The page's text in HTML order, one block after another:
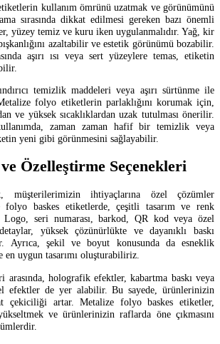
kullanım ömrünü uzatmak ve görünümünü
sırasında dikkat edilmesi gereken bazı önemli
yüzey temiz ve kuru iken uygulanmalıdır. Yağ, kir
azaltabilir ve estetik görünümü bozabilir.
aşırı ısı veya sert yüzeylere temas, etiketin
temizlik maddeleri veya aşırı sürtünme ile
folyo etiketlerin parlaklığını korumak için,
ve yüksek sıcaklıklardan uzak tutulması önerilir.
zaman zaman hafif bir temizlik veya
yeni gibi görünmesini sağlayabilir.
Özelleştirme Seçenekleri
müşterilerimizin ihtiyaçlarına özel çözümler
folyo baskes etiketlerde, çeşitli tasarım ve renk
Logo, seri numarası, barkod, QR kod veya özel
yüksek çözünürlükte ve dayanıklı baskı
Ayrıca, şekil ve boyut konusunda da esneklik
en uygun tasarımı oluşturabiliriz.
arasında, holografik efektler, kabartma baskı veya
efektler de yer alabilir. Bu sayede, ürünlerinizin
çekiciliği artar. Metalize folyo baskes etiketler,
ve ürünlerinizin raflarda öne çıkmasını